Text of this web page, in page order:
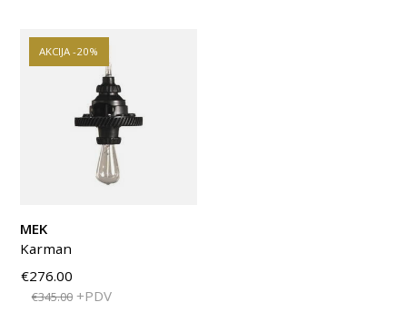
AKCIJA -20%
€276.00
€345.00 +PDV
MEK
Karman